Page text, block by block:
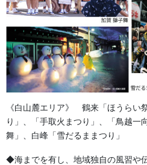
滑りずらいラバー
・色：白
・アッパー
・底材：EVA
・足幅：
・片足重量：260ｇ（
・生産国
《白山麓エリア》 鶴来「ほうらい
り」、「手取火まつり」、「鳥越一
舞」、白峰「雪だるままつり」
◆海までを有し、地域独自の風習や